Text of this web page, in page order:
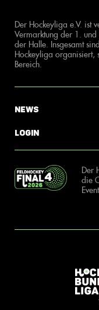
Der Hockeyliga e.V. ist
Vermarktung der 1.
der Halle. Insgesamt
Hockeyliga organisiert,
Bereich.
News
Login
Der
die